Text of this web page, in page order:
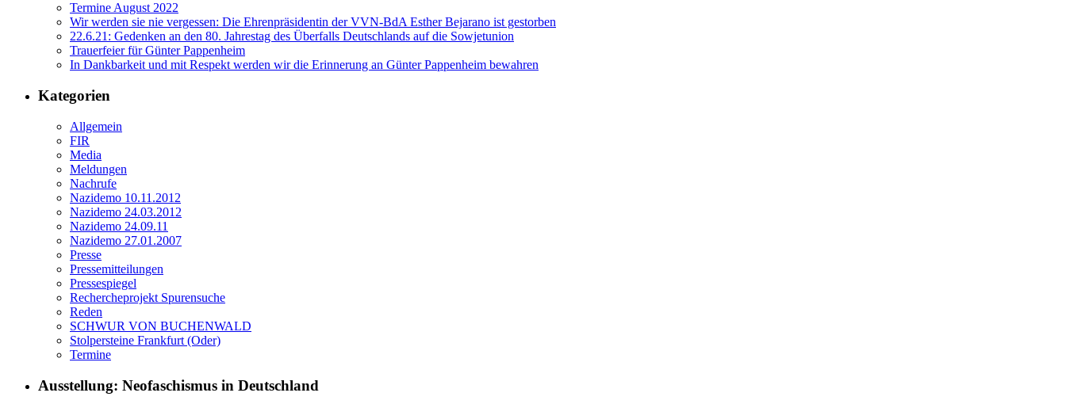
Termine August 2022
Wir werden sie nie vergessen: Die Ehrenpräsidentin der VVN-BdA Esther Bejarano ist gestorben
22.6.21: Gedenken an den 80. Jahrestag des Überfalls Deutschlands auf die Sowjetunion
Trauerfeier für Günter Pappenheim
In Dankbarkeit und mit Respekt werden wir die Erinnerung an Günter Pappenheim bewahren
Kategorien
Allgemein
FIR
Media
Meldungen
Nachrufe
Nazidemo 10.11.2012
Nazidemo 24.03.2012
Nazidemo 24.09.11
Nazidemo 27.01.2007
Presse
Pressemitteilungen
Pressespiegel
Rechercheprojekt Spurensuche
Reden
SCHWUR VON BUCHENWALD
Stolpersteine Frankfurt (Oder)
Termine
Ausstellung: Neofaschismus in Deutschland